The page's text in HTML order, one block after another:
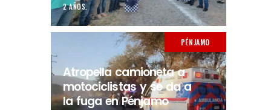
2 AÑOS.
PÉNJAMO
Atropella camioneta a
motociclistas y se da a
la fuga en Pénjamo